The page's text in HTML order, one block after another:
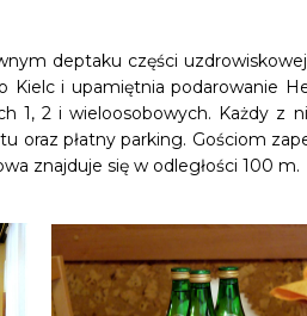
deptaku części
i upamiętnia podarowanie
1, 2 i wieloosobowych. Każdy z
oraz płatny parking. Gościom
znajduje się w odległości 100 m.